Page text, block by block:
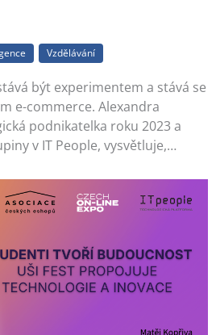
Vzdělávání
být experimentem a stává se
e-commerce. Alexandra
podnikatelka roku 2023 a
v IT People, vysvětluje,…